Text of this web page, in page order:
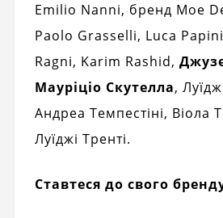
Emilio Nanni, бренд Moe
Paolo Grasselli, Luca
Ragni, Karim Rashid,
Мауріціо Скутелла,
Андреа Темпестіні, Віола
Луїджі Тренті.
Ставтеся до свого